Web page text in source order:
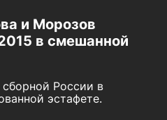
и Морозов
в смешанной
сборной России в
эстафете.